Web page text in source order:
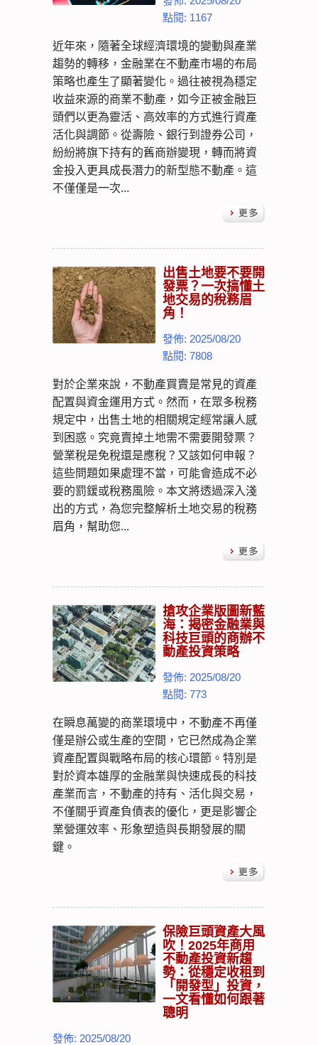
點閱: 1167
近年來，隨著全球經濟環境的變動與產業
趨勢的轉移，金融業在不動產市場的布局
策略也產生了顯著變化。過往被視為穩定
收益來源的商業不動產，如今正被金融巨
頭們以更為靈活、高效率的方式進行資產
活化與調節。從壽險、銀行到證券公司，
紛紛將旗下持有的舊商辦變現，轉而將資
金投入更具成長潛力的新型態不動產。這
不僅僅是一次...
出售土地要不要開
發票？一次搞懂土
地交易的稅務眉
角！
發佈: 2025/08/20
點閱: 7808
對於企業來說，不動產買賣是常見的資產
配置與資金運用方式。然而，在眾多稅務
規定中，出售土地的相關規定經常讓人感
到困惑。究竟賣掉土地需不需要開發票？
營業稅是免稅還是應稅？又該如何申報？
這些問題如果處理不當，可能會造成不必
要的罰鍰或稅務風險。本文將透過深入淺
出的方式，為您完整解析土地交易的稅務
眉角，幫助您...
搶攻企業版圖新藍
海：揭密金融業與
科技巨頭的商辦不
動產投資策略
發佈: 2025/08/20
點閱: 773
在瞬息萬變的商業環境中，不動產不再僅
僅是辦公或生產的空間，它已然成為企業
資產配置與戰略布局的核心環節。特別是
對於資本雄厚的金融業與快速成長的科技
產業而言，不動產的持有、活化與交易，
不僅關乎資產負債表的優化，更是影響企
業營運效率、形象塑造與長期發展的關
鍵。
保險巨頭資產大風
吹！2025年商用
不動產投資新趨
勢：從穩定收租到
「開發型」投資，
一文看懂如何跟著
聰明
發佈: 2025/08/20